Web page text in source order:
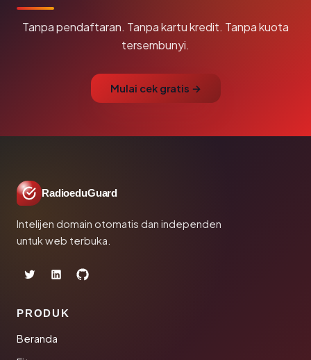
Tanpa pendaftaran. Tanpa kartu kredit. Tanpa kuota
tersembunyi.
Mulai cek gratis →
RadioeduGuard
Intelijen domain otomatis dan independen
untuk web terbuka.
PRODUK
Beranda